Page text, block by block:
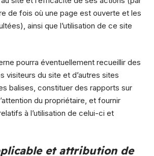
de fois où une page est ouverte et les
ainsi que l’utilisation de ce site
pourra éventuellement recueillir des
visiteurs du site et d’autres sites
balises, constituer des rapports sur
du propriétaire, et fournir
à l’utilisation de celui-ci et
et attribution de